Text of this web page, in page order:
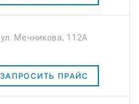
ул. Мечникова, 112А
ЗАПРОСИТЬ ПРАЙС